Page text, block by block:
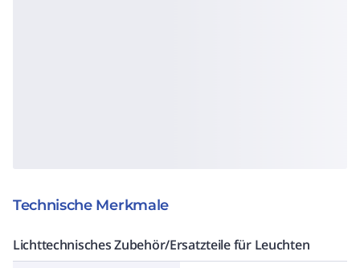
Technische Merkmale
Lichttechnisches Zubehör/Ersatzteile für Leuchten